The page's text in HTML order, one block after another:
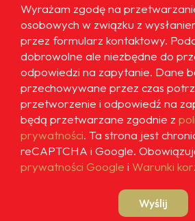
Wyrażam zgodę na
osobowych w związku z
przez formularz kontaktowy.
dobrowolne ale niezbędne do
odpowiedzi na zapytanie. Dane
przechowywane przez czas
przetworzenie i odpowiedź na
będą przetwarzane zgodnie z
prywatności. Ta strona jest
reCAPTCHA i Google.
prywatności Google i Warunki
Wyślij